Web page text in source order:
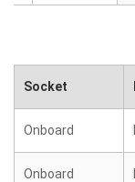
Socket
Onboard
Onboard